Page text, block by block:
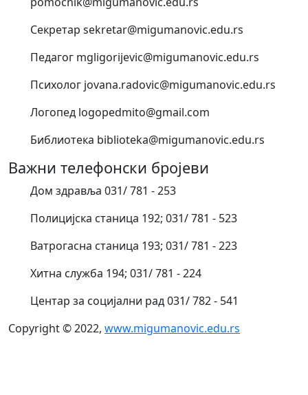
Секретар sekretar@migumanovic.edu.rs
Педагог mgligorijevic@migumanovic.edu.rs
Психолог jovana.radovic@migumanovic.edu.rs
Логопед logopedmito@gmail.com
Библиотека biblioteka@migumanovic.edu.rs
Важни телефонски бројеви
Дом здравља 031/ 781 - 253
Полицијска станица 192; 031/ 781 - 523
Ватрогасна станица 193; 031/ 781 - 223
Хитна служба 194; 031/ 781 - 224
Центар за социјални рад 031/ 782 - 541
Copyright © 2022, www.migumanovic.edu.rs